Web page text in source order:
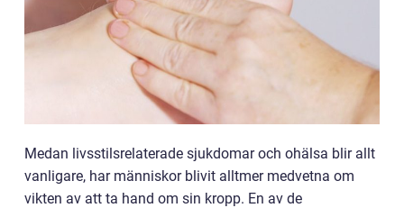
Medan livsstilsrelaterade sjukdomar och ohälsa blir allt
vanligare, har människor blivit alltmer medvetna om
vikten av att ta hand om sin kropp. En av de